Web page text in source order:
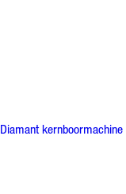
Diamant kernboormachine